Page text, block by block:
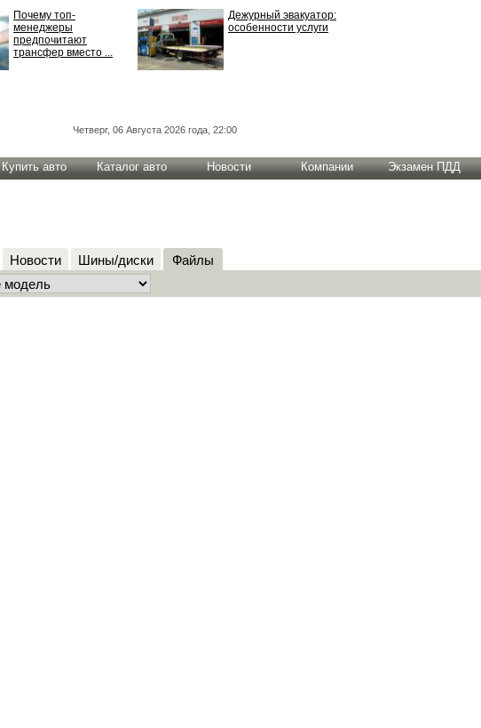
Почему топ-
менеджеры
предпочитают
трансфер вместо ...
Дежурный эвакуатор:
особенности услуги
Четверг, 06 Августа 2026 года, 22:00
Купить авто Каталог авто Новости Компании Экзамен ПДД
Новости Шины/диски Файлы